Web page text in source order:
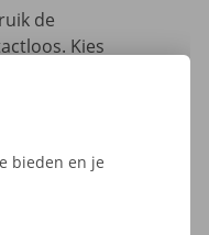
de
Kies
bieden en je